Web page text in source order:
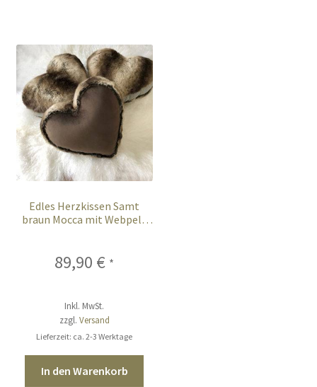
Edles Herzkissen Samt
braun Mocca mit Webpelz
89,90 € *
Inkl. MwSt.
zzgl. Versand
Lieferzeit: ca. 2-3 Werktage
In den Warenkorb